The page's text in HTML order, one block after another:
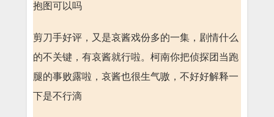
抱图可以吗
剪刀手好评，又是哀酱戏份多的一集，剧情什么
的不关键，有哀酱就行啦。柯南你把侦探团当跑
腿的事败露啦，哀酱也很生气嗷，不好好解释一
下是不行滴